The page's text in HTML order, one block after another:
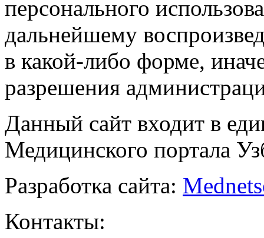
персонального
дальнейшему
в какой-либо форме,
разрешения
Данный сайт входит в
Медицинского портала
Разработка сайта:
Контакты: